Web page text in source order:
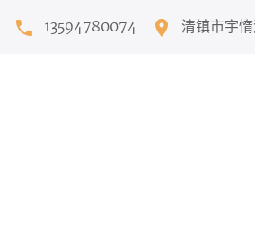
13594780074 清镇市宇